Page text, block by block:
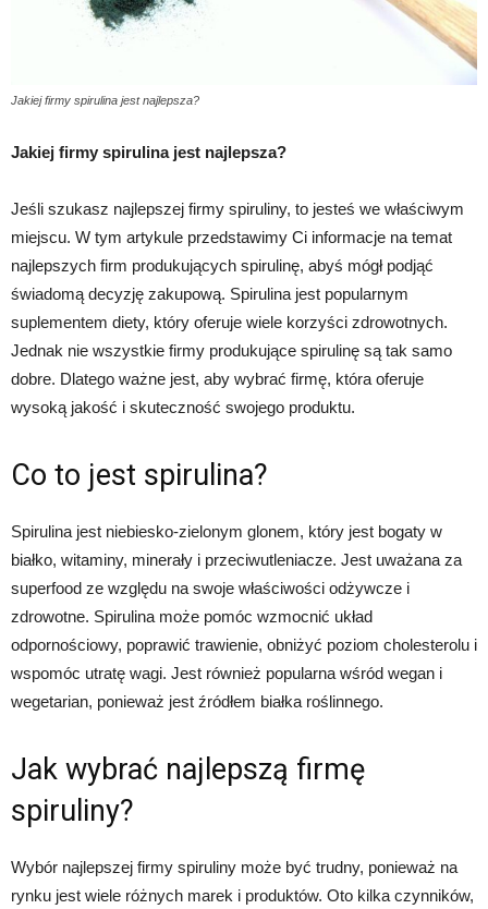
Jakiej firmy spirulina jest najlepsza?
Jakiej firmy spirulina jest najlepsza?
Jeśli szukasz najlepszej firmy spiruliny, to jesteś we właściwym
miejscu. W tym artykule przedstawimy Ci informacje na temat
najlepszych firm produkujących spirulinę, abyś mógł podjąć
świadomą decyzję zakupową. Spirulina jest popularnym
suplementem diety, który oferuje wiele korzyści zdrowotnych.
Jednak nie wszystkie firmy produkujące spirulinę są tak samo
dobre. Dlatego ważne jest, aby wybrać firmę, która oferuje
wysoką jakość i skuteczność swojego produktu.
Co to jest spirulina?
Spirulina jest niebiesko-zielonym glonem, który jest bogaty w
białko, witaminy, minerały i przeciwutleniacze. Jest uważana za
superfood ze względu na swoje właściwości odżywcze i
zdrowotne. Spirulina może pomóc wzmocnić układ
odpornościowy, poprawić trawienie, obniżyć poziom cholesterolu i
wspomóc utratę wagi. Jest również popularna wśród wegan i
wegetarian, ponieważ jest źródłem białka roślinnego.
Jak wybrać najlepszą firmę
spiruliny?
Wybór najlepszej firmy spiruliny może być trudny, ponieważ na
rynku jest wiele różnych marek i produktów. Oto kilka czynników,